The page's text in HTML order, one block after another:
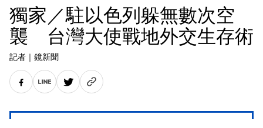
獨家／駐以色列躲無數次空
襲 台灣大使戰地外交生存術
記者 ｜ 鏡新聞